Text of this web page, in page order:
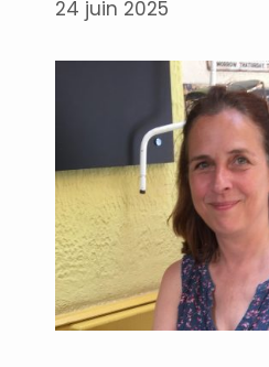
24 juin 2025